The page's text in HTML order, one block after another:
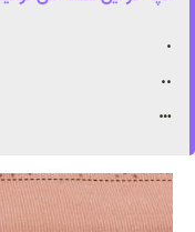
.
..
…